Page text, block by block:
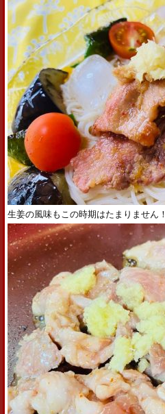
生姜の風味もこの時期はたまりません！